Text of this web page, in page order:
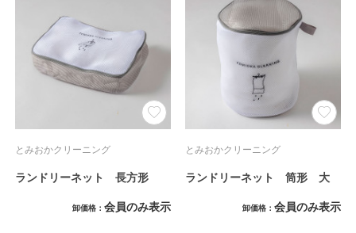
とみおかクリーニング
ランドリーネット 長方形
卸価格 会員のみ表示
とみおかクリーニング
ランドリーネット 筒形 大
卸価格 会員のみ表示